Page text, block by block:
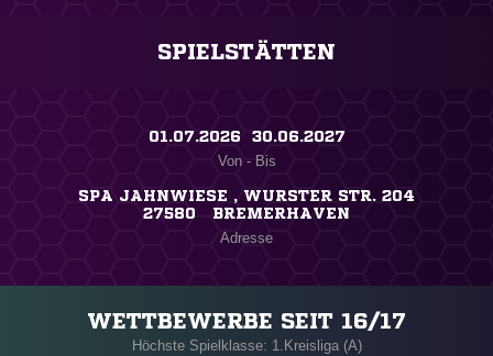
SPIELSTÄTTEN
01.07.2026 ​ 30.06.2027
Von - Bis
SPA JAHNWIESE , WURSTER STR. 204
27580 BREMERHAVEN
Adresse
WETTBEWERBE SEIT 16/17
Höchste Spielklasse: 1.Kreisliga (A)